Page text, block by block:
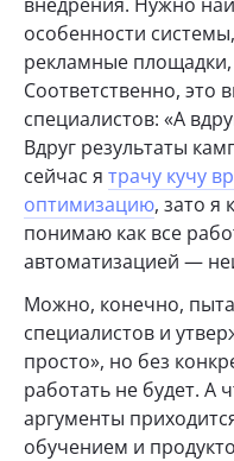
особенности
рекламные
Соответственно, это
специалистов: «А
Вдруг результаты
сейчас я трачу кучу
оптимизацию, зато я
понимаю как все
автоматизацией —
Можно, конечно,
специалистов и
просто», но без
работать не будет. А
аргументы
обучением и